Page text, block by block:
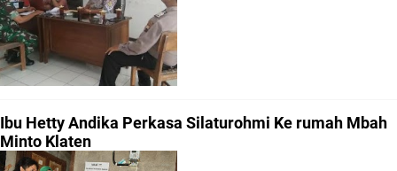
Ibu Hetty Andika Perkasa Silaturohmi Ke rumah Mbah
Minto Klaten